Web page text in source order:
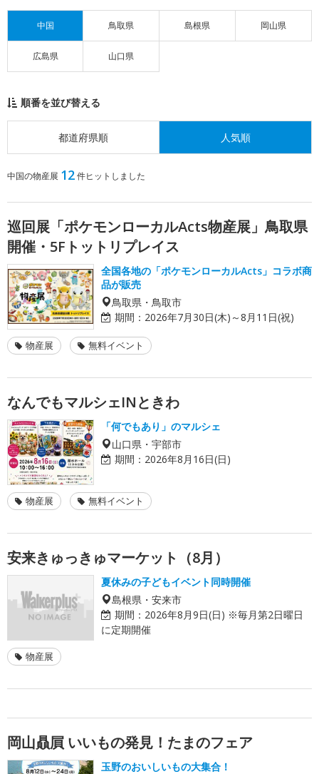
中国 鳥取県 島根県 岡山県
広島県 山口県
順番を並び替える
都道府県順 人気順
中国の物産展 12件ヒットしました
巡回展「ポケモンローカルActs物産展」鳥取県
開催・5Fトットリプレイス
全国各地の「ポケモンローカルActs」コラボ商
品が販売
鳥取県・鳥取市
期間： 2026年7月30日(木)～8月11日(祝)
物産展 無料イベント
なんでもマルシェINときわ
「何でもあり」のマルシェ
山口県・宇部市
期間： 2026年8月16日(日)
物産展 無料イベント
安来きゅっきゅマーケット（8月）
夏休みの子どもイベント同時開催
島根県・安来市
期間： 2026年8月9日(日) ※毎月第2日曜日
に定期開催
物産展
岡山贔屓 いいもの発見！たまのフェア
玉野のおいしいもの大集合！